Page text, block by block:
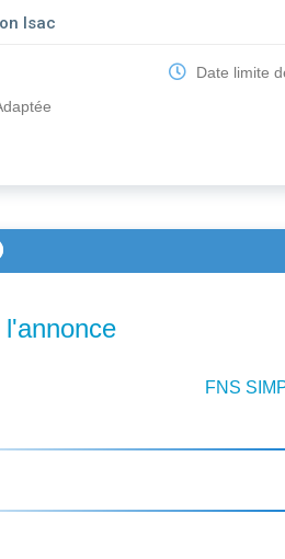
Isac
Date limite
FNS